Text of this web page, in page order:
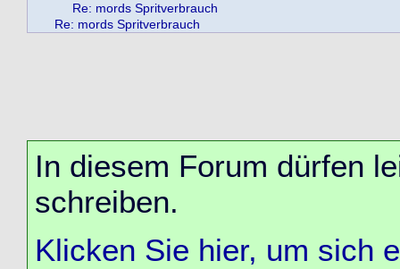
Re: mords Spritverbrauch
Re: mords Spritverbrauch
In diesem Forum dürfen
schreiben.
Klicken Sie hier, um sich